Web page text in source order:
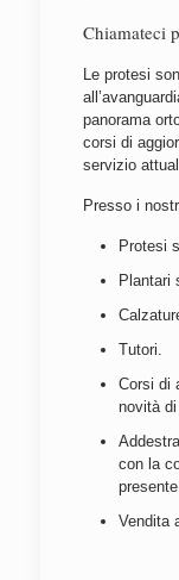
Chiamateci
Le protesi
panorama
corsi di
servizio
Presso i
Protesi
Plantari
Tutori.
Corsi di
novità di
con la
Vendita